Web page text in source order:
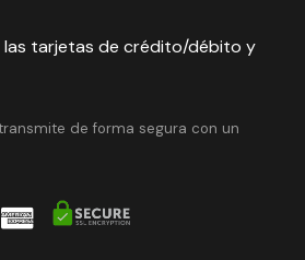
tarjetas de crédito/débito y
de forma segura con un